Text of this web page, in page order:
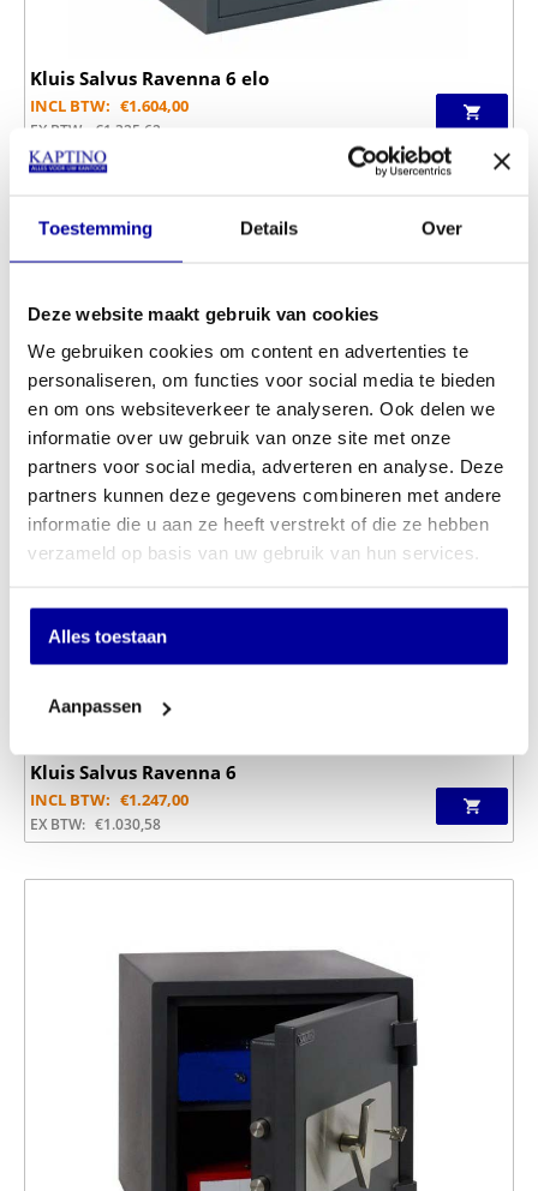
Toestemming Details Over
Deze website maakt gebruik van cookies
We gebruiken cookies om content en advertenties te
personaliseren, om functies voor social media te bieden
en om ons websiteverkeer te analyseren. Ook delen we
informatie over uw gebruik van onze site met onze
partners voor social media, adverteren en analyse. Deze
partners kunnen deze gegevens combineren met andere
informatie die u aan ze heeft verstrekt of die ze hebben
verzameld op basis van uw gebruik van hun services.
Alles toestaan
Aanpassen
Kluis Salvus Ravenna 6 elo
INCL BTW: €1.604,00
EX BTW: €1.325,62
1000+ producten in voorraad
Kluis Salvus Ravenna 6
INCL BTW: €1.247,00
EX BTW: €1.030,58